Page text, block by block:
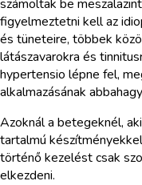
számoltak be
figyelmeztetni kell az
és tüneteire, többek
látászavarokra és
hypertensio lépne fel,
alkalmazásának
Azoknál a betegeknél,
tartalmú
történő kezelést csak
elkezdeni.